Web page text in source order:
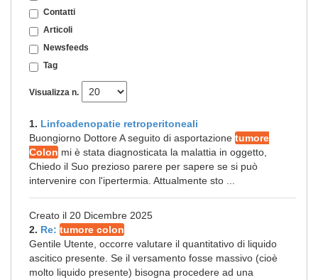
Contatti
Articoli
Newsfeeds
Tag
Visualizza n.
1. Linfoadenopatie retroperitoneali
Buongiorno Dottore A seguito di asportazione tumore
Colon mi è stata diagnosticata la malattia in oggetto,
Chiedo il Suo prezioso parere per sapere se si può
intervenire con l'ipertermia. Attualmente sto ...
Creato il 20 Dicembre 2025
2. Re: tumore colon
Gentile Utente, occorre valutare il quantitativo di liquido
ascitico presente. Se il versamento fosse massivo (cioè
molto liquido presente) bisogna procedere ad una